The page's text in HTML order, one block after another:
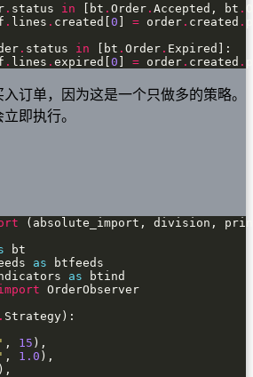
. status in [bt . Order . Accepted, bt .
. lines . created[ 0 = order . created .
. status in [bt . Order .
. lines . expired[ 0 = order . created .
订单，因为这是一个只做多的策略。
即执行。
as
as
.
, 15
, 1.0